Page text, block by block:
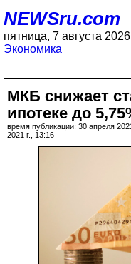
NEWSru.com
пятница, 7 августа 2026
Экономика
МКБ снижает
ипотеке до
время публикации: 30 апреля
2021 г., 13:16